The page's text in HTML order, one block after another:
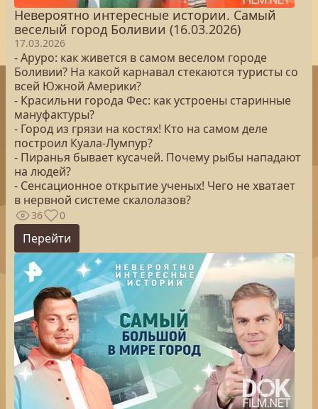
Невероятно интересные истории. Самый
веселый город Боливии (16.03.2026)
17.03.2026
- Аруро: как живется в самом веселом городе
Боливии? На какой карнавал стекаются туристы со
всей Южной Америки?
- Красильни города Фес: как устроены старинные
мануфактуры?
- Город из грязи на костях! Кто на самом деле
построил Куала-Лумпур?
- Пиранья бывает кусачей. Почему рыбы нападают
на людей?
- Сенсационное открытие ученых! Чего не хватает
в нервной системе скалолазов?
36 0
Перейти